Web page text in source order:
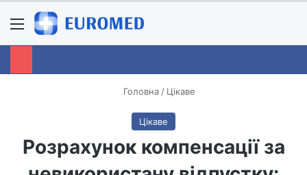
Menu
Головна / Цікаве
Цікаве
Розрахунок компенсації за